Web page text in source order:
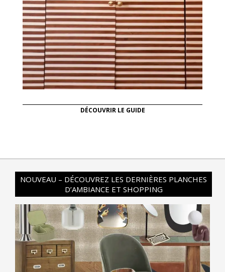
DÉCOUVRIR LE GUIDE
NOUVEAU – DÉCOUVREZ LES DERNIÈRES PLANCHES
D’AMBIANCE ET SHOPPING